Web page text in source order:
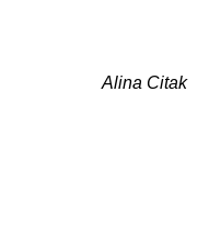
Alina Citak